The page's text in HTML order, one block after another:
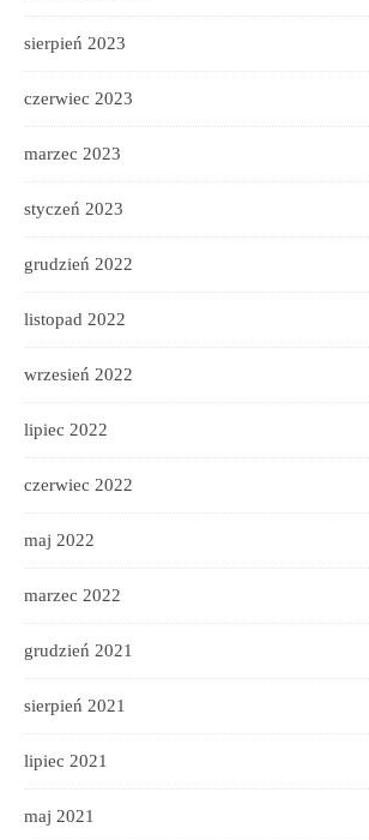
sierpień 2023
czerwiec 2023
marzec 2023
styczeń 2023
grudzień 2022
listopad 2022
wrzesień 2022
lipiec 2022
czerwiec 2022
maj 2022
marzec 2022
grudzień 2021
sierpień 2021
lipiec 2021
maj 2021